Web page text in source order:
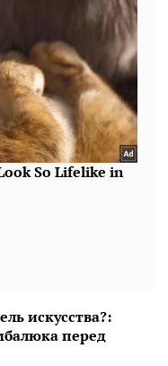
искусства?:
перед